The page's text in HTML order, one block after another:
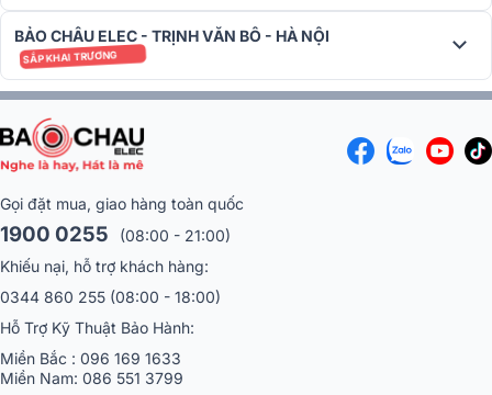
Điều khiển chạm cùng giọng nói
Kích hoạt mọi tính năng trên
tai nghe không dây JBL Live Pro 2
TWSngay từ phím cảm ứng thông minh hay đơn giản được JBL gọi
tên là trợ lý yêu thích. Bạn sẽ không cần chạm, chỉ cần nỏi 'Hey' với
Google (*) hay Alexa (**). (*) Chỉ hỗ trợ Android. (**) Android 6.0 trở
lên.
BẢO CHÂU ELEC - TRỊNH VĂN BÔ - HÀ NỘI
SẮP KHAI TRƯƠNG
Gọi đặt mua, giao hàng toàn quốc
1900 0255
(08:00 - 21:00)
Khiếu nại, hỗ trợ khách hàng:
0344 860 255 (08:00 - 18:00)
Hỗ Trợ Kỹ Thuật Bảo Hành:
Miền Bắc : 096 169 1633
Miền Nam: 086 551 3799